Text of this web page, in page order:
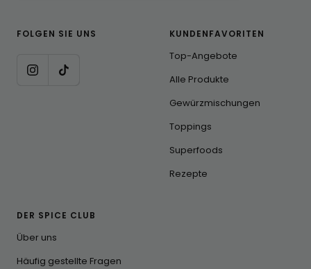
FOLGEN SIE UNS KUNDENFAVORITEN
Top-Angebote
Alle Produkte
Gewürzmischungen
Toppings
Superfoods
Rezepte
DER SPICE CLUB
Über uns
Häufig gestellte Fragen